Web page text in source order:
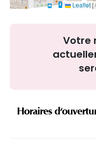
Leaflet |
Votre
Horaires